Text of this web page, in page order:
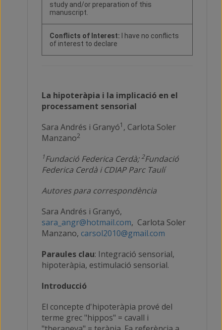
study and/or preparation of this
manuscript.
Conflicts of Interest:
I have no conflicts
of interest to declare
La hipoteràpia i la implicació en el
processament sensorial
Sara Andrés i Granyó1 , Carlota Soler
Manzano2
1Fundació Federica Cerdà; 2Fundació
Federica Cerdà i CDIAP Parc Taulí
Autores para correspondència
Sara Andrés i Granyó,
sara_angr@hotmail.com, Carlota Soler
Manzano, carsol2010@gmail.com
Paraules clau: Integració sensorial,
hipoteràpia, estimulació sensorial.
Introducció
El concepte d'hipoteràpia prové del
terme grec "hippos" = cavall i